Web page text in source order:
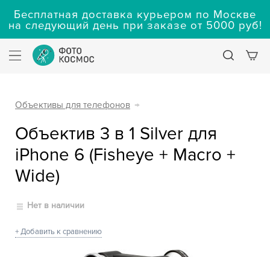
Бесплатная доставка курьером по Москве
на следующий день при заказе от 5000 руб!
Объективы для телефонов →
Объектив 3 в 1 Silver для
iPhone 6 (Fisheye + Macro +
Wide)
Нет в наличии
+ Добавить к сравнению